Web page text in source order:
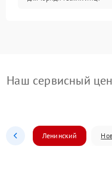
Наш сервисный
Ленинский